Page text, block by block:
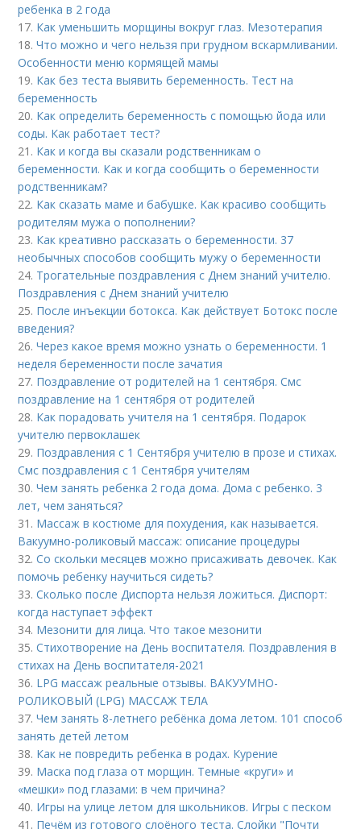
ребенка в 2 года
17. Как уменьшить морщины вокруг глаз. Мезотерапия
18.Что можно и чего нельзя при грудном вскармливании.
Особенности меню кормящей мамы
19. Как без теста выявить беременность. Тест на
беременность
20. Как определить беременность с помощью йода или
соды. Как работает тест?
21. Как и когда вы сказали родственникам о
беременности. Как и когда сообщить о беременности
родственникам?
22. Как сказать маме и бабушке. Как красиво сообщить
родителям мужа о пополнении?
23. Как креативно рассказать о беременности. 37
необычных способов сообщить мужу о беременности
24. Трогательные поздравления с Днем знаний учителю.
Поздравления с Днем знаний учителю
25. После инъекции ботокса. Как действует Ботокс после
введения?
26.Через какое время можно узнать о беременности. 1
неделя беременности после зачатия
27. Поздравление от родителей на 1 сентября. Смс
поздравление на 1 сентября от родителей
28. Как порадовать учителя на 1 сентября. Подарок
учителю первоклашек
29. Поздравления с 1 Сентября учителю в прозе и стихах.
Смс поздравления с 1 Сентября учителям
30.Чем занять ребенка 2 года дома. Дома с ребенко. 3
лет, чем заняться?
31. Массаж в костюме для похудения, как называется.
Вакуумно-роликовый массаж: описание процедуры
32.Со скольки месяцев можно присаживать девочек. Как
помочь ребенку научиться сидеть?
33.Сколько после Диспорта нельзя ложиться. Диспорт:
когда наступает эффект
34. Мезонити для лица. Что такое мезонити
35.Стихотворение на День воспитателя. Поздравления в
стихах на День воспитателя-2021
36. LPG массаж реальные отзывы. ВАКУУМНО-
РОЛИКОВЫЙ (LPG) МАССАЖ ТЕЛА
37.Чем занять 8-летнего ребёнка дома летом. 101 способ
занять детей летом
38. Как не повредить ребенка в родах. Курение
39. Маска под глаза от морщин. Темные «круги» и
«мешки» под глазами: в чем причина?
40. Игры на улице летом для школьников. Игры с песком
41. Печём из готового слоёного теста. Слойки "Почти